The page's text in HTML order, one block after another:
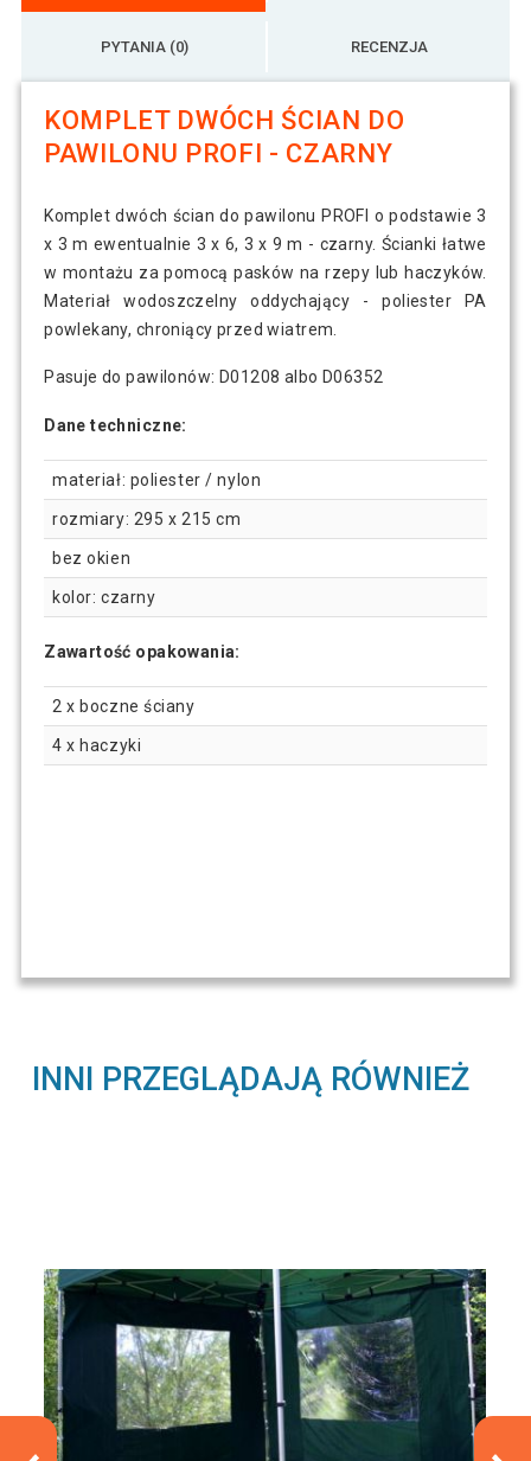
PYTANIA (0) RECENZJA
KOMPLET DWÓCH ŚCIAN DO
PAWILONU PROFI - CZARNY
Komplet dwóch ścian do pawilonu PROFI o podstawie 3
x 3 m ewentualnie 3 x 6, 3 x 9 m - czarny. Ścianki łatwe
w montażu za pomocą pasków na rzepy lub haczyków.
Materiał wodoszczelny oddychający - poliester PA
powlekany, chroniący przed wiatrem.
Pasuje do pawilonów: D01208 albo D06352
Dane techniczne:
materiał: poliester / nylon
rozmiary: 295 x 215 cm
bez okien
kolor: czarny
Zawartość opakowania:
2 x boczne ściany
4 x haczyki
INNI PRZEGLĄDAJĄ RÓWNIEŻ